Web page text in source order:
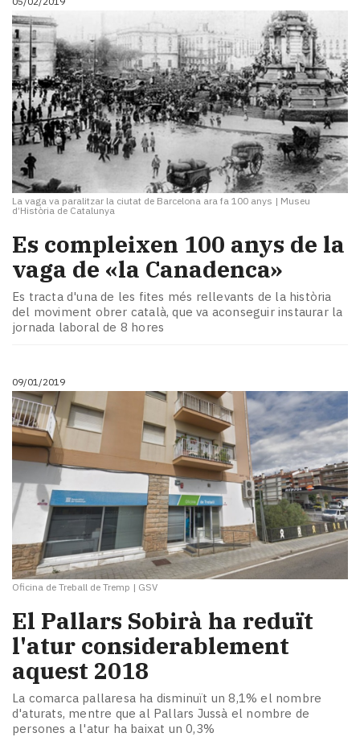
La vaga va paralitzar la ciutat de Barcelona ara fa 100 anys | Museu
d’Història de Catalunya
Es compleixen 100 anys de la
vaga de «la Canadenca»
Es tracta d'una de les fites més rellevants de la història
del moviment obrer català, que va aconseguir instaurar la
jornada laboral de 8 hores
09/01/2019
Oficina de Treball de Tremp | GSV
El Pallars Sobirà ha reduït
l'atur considerablement
aquest 2018
La comarca pallaresa ha disminuït un 8,1% el nombre
d'aturats, mentre que al Pallars Jussà el nombre de
persones a l'atur ha baixat un 0,3%